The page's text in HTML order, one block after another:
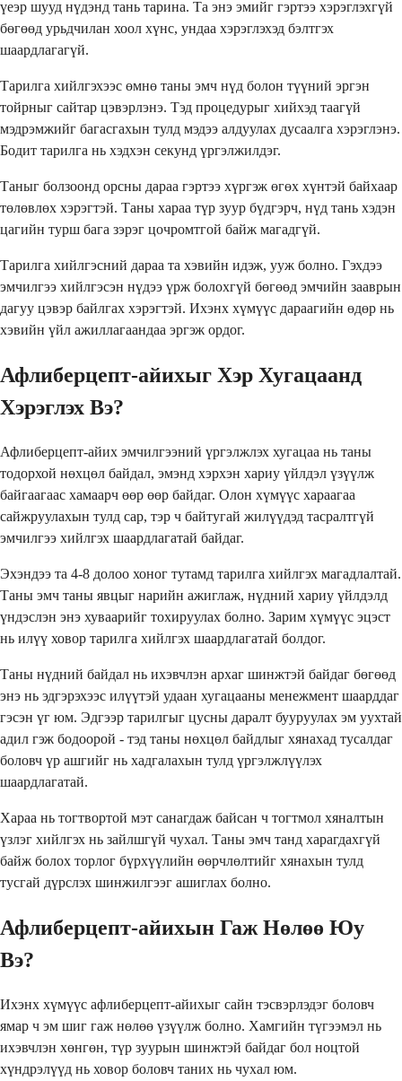
үеэр шууд нүдэнд тань тарина. Та энэ эмийг гэртээ хэрэглэхгүй
бөгөөд урьдчилан хоол хүнс, ундаа хэрэглэхэд бэлтгэх
шаардлагагүй.
Тарилга хийлгэхээс өмнө таны эмч нүд болон түүний эргэн
тойрныг сайтар цэвэрлэнэ. Тэд процедурыг хийхэд таагүй
мэдрэмжийг багасгахын тулд мэдээ алдуулах дусаалга хэрэглэнэ.
Бодит тарилга нь хэдхэн секунд үргэлжилдэг.
Таныг болзоонд орсны дараа гэртээ хүргэж өгөх хүнтэй байхаар
төлөвлөх хэрэгтэй. Таны хараа түр зуур бүдгэрч, нүд тань хэдэн
цагийн турш бага зэрэг цочромтгой байж магадгүй.
Тарилга хийлгэсний дараа та хэвийн идэж, ууж болно. Гэхдээ
эмчилгээ хийлгэсэн нүдээ үрж болохгүй бөгөөд эмчийн зааврын
дагуу цэвэр байлгах хэрэгтэй. Ихэнх хүмүүс дараагийн өдөр нь
хэвийн үйл ажиллагаандаа эргэж ордог.
Афлиберцепт-айихыг Хэр Хугацаанд
Хэрэглэх Вэ?
Афлиберцепт-айих эмчилгээний үргэлжлэх хугацаа нь таны
тодорхой нөхцөл байдал, эмэнд хэрхэн хариу үйлдэл үзүүлж
байгаагаас хамаарч өөр өөр байдаг. Олон хүмүүс хараагаа
сайжруулахын тулд сар, тэр ч байтугай жилүүдэд тасралтгүй
эмчилгээ хийлгэх шаардлагатай байдаг.
Эхэндээ та 4-8 долоо хоног тутамд тарилга хийлгэх магадлалтай.
Таны эмч таны явцыг нарийн ажиглаж, нүдний хариу үйлдэлд
үндэслэн энэ хуваарийг тохируулах болно. Зарим хүмүүс эцэст
нь илүү ховор тарилга хийлгэх шаардлагатай болдог.
Таны нүдний байдал нь ихэвчлэн архаг шинжтэй байдаг бөгөөд
энэ нь эдгэрэхээс илүүтэй удаан хугацааны менежмент шаарддаг
гэсэн үг юм. Эдгээр тарилгыг цусны даралт бууруулах эм уухтай
адил гэж бодоорой - тэд таны нөхцөл байдлыг хянахад тусалдаг
боловч үр ашгийг нь хадгалахын тулд үргэлжлүүлэх
шаардлагатай.
Хараа нь тогтвортой мэт санагдаж байсан ч тогтмол хяналтын
үзлэг хийлгэх нь зайлшгүй чухал. Таны эмч танд харагдахгүй
байж болох торлог бүрхүүлийн өөрчлөлтийг хянахын тулд
тусгай дүрслэх шинжилгээг ашиглах болно.
Афлиберцепт-айихын Гаж Нөлөө Юу
Вэ?
Ихэнх хүмүүс афлиберцепт-айихыг сайн тэсвэрлэдэг боловч
ямар ч эм шиг гаж нөлөө үзүүлж болно. Хамгийн түгээмэл нь
ихэвчлэн хөнгөн, түр зуурын шинжтэй байдаг бол ноцтой
хүндрэлүүд нь ховор боловч таних нь чухал юм.